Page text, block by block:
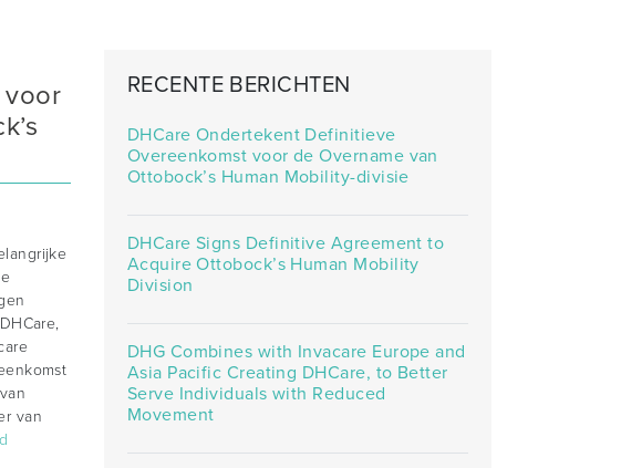
voor
van
RECENTE BERICHTEN
DHCare Ondertekent Definitieve
Overeenkomst voor de Overname van
Ottobock’s Human Mobility-divisie
DHCare Signs Definitive Agreement to
Acquire Ottobock’s Human Mobility
Division
DHG Combines with Invacare Europe and
Asia Pacific Creating DHCare, to Better
Serve Individuals with Reduced
Movement